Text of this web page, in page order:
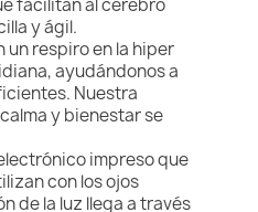
facilitan al cerebro
y ágil.
un respiro en la hiper
ayudándonos a
Nuestra
y bienestar se
impreso que
con los ojos
de la luz llega a través